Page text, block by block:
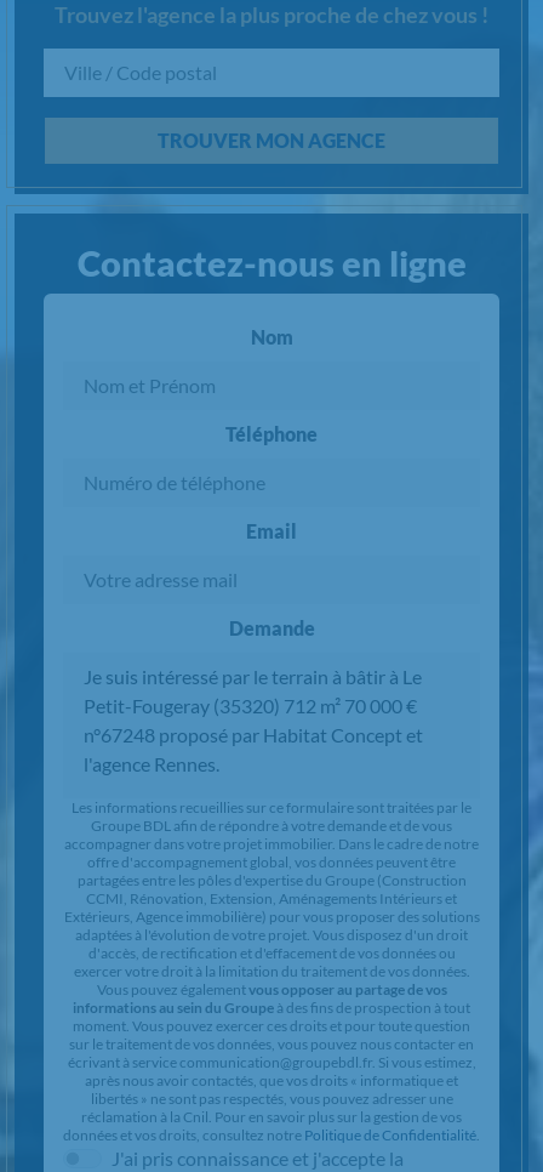
Trouvez l'agence la plus proche de chez vous !
Chargement...
TROUVER MON AGENCE
Contactez-nous en ligne
Nom
Téléphone
Email
Demande
Les informations recueillies sur ce formulaire sont traitées par le
Groupe BDL afin de répondre à votre demande et de vous
accompagner dans votre projet immobilier. Dans le cadre de notre
offre d'accompagnement global, vos données peuvent être
partagées entre les pôles d'expertise du Groupe (Construction
CCMI, Rénovation, Extension, Aménagements Intérieurs et
Extérieurs, Agence immobilière) pour vous proposer des solutions
adaptées à l'évolution de votre projet. Vous disposez d'un droit
d'accès, de rectification et d'effacement de vos données ou
exercer votre droit à la limitation du traitement de vos données.
Vous pouvez égalementvous opposer au partage de vos
informations au sein du Groupe à des fins de prospection à tout
moment. Vous pouvez exercer ces droits et pour toute question
sur le traitement de vos données, vous pouvez nous contacter en
écrivant à service communication@groupebdl.fr. Si vous estimez,
après nous avoir contactés, que vos droits « informatique et
libertés » ne sont pas respectés, vous pouvez adresser une
réclamation à la Cnil. Pour en savoir plus sur la gestion de vos
données et vos droits, consultez notre Politique de Confidentialité.
J'ai pris connaissance et j'accepte la